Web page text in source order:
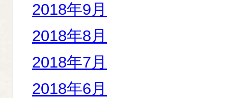
2018年9月
2018年8月
2018年7月
2018年6月